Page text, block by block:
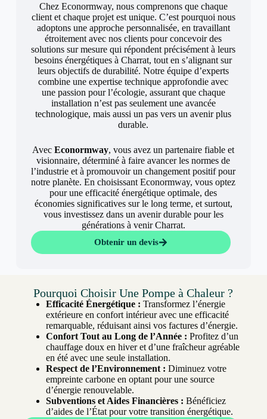
Chez Econormway, nous comprenons que chaque
client et chaque projet est unique. C’est pourquoi nous
adoptons une approche personnalisée, en travaillant
étroitement avec nos clients pour concevoir des
solutions sur mesure qui répondent précisément à leurs
besoins énergétiques à Charrat, tout en s’alignant sur
leurs objectifs de durabilité. Notre équipe d’experts
combine une expertise technique approfondie avec
une passion pour l’écologie, assurant que chaque
installation n’est pas seulement une avancée
technologique, mais aussi un pas vers un avenir plus
durable.
AvecEconormway, vous avez un partenaire fiable et
visionnaire, déterminé à faire avancer les normes de
l’industrie et à promouvoir un changement positif pour
notre planète. En choisissant Econormway, vous optez
pour une efficacité énergétique optimale, des
économies significatives sur le long terme, et surtout,
vous investissez dans un avenir durable pour les
générations à venir Charrat.
Obtenir un devis
Pourquoi Choisir Une Pompe à Chaleur ?
Efficacité Énergétique : Transformez l’énergie
extérieure en confort intérieur avec une efficacité
remarquable, réduisant ainsi vos factures d’énergie.
Confort Tout au Long de l’Année : Profitez d’un
chauffage doux en hiver et d’une fraîcheur agréable
en été avec une seule installation.
Respect de l’Environnement : Diminuez votre
empreinte carbone en optant pour une source
d’énergie renouvelable.
Subventions et Aides Financières : Bénéficiez
d’aides de l’État pour votre transition énergétique.